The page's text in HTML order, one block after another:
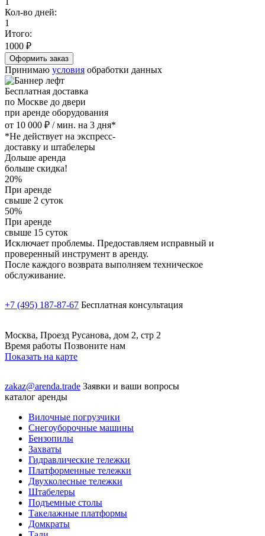
Кол-во дней:
1
Итого:
1000 ₽
Принимаю условия обработки данных
Бесплатная доставка
по Москве до двери
при аренде оборудования
от 10 000 ₽ / мин. на 3 дня*
*Не действует на экспресс-
доставку и штабелеры
Дольше аренда
больше скидка!
20%
При аренде
свыше 2 суток
50%
При аренде
свыше 15 суток
Исключает проблемы. Предоставляем исправный и
проверенный инструмент в аренду.
После каждого возврата выполняем техническое
обслуживание.
+7 (495) 187-87-67 Бесплатная консультация
Москва, Проезд Русанова, дом 2, стр 2
Время работы Позвоните нам
Показать на карте
zakaz@arenda.trade Заявки и ваши вопросы
каталог аренды
Вилочные погрузчики
Снегоуборочные машины
Бензопилы
Захваты
Гидравлические тележки
Платформенные тележки
Двухколесные тележки
Штабелеры
Подъемные столы
Такелажные платформы
Домкраты